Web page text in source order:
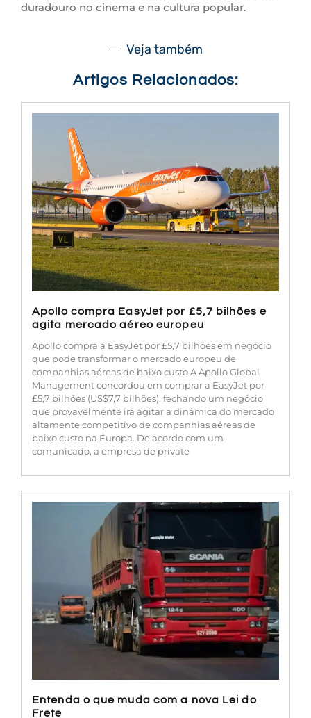
duradouro no cinema e na cultura popular.
Veja também
Artigos Relacionados:
Apollo compra EasyJet por £5,7 bilhões e
agita mercado aéreo europeu
Apollo compra a EasyJet por £5,7 bilhões em negócio
que pode transformar o mercado europeu de
companhias aéreas de baixo custo A Apollo Global
Management concordou em comprar a EasyJet por
£5,7 bilhões (US$7,7 bilhões), fechando um negócio
que provavelmente irá agitar a dinâmica do mercado
altamente competitivo de companhias aéreas de
baixo custo na Europa. De acordo com um
comunicado, a empresa de private
Entenda o que muda com a nova Lei do
Frete